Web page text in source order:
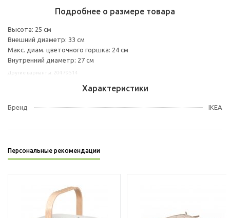
Подробнее о размере товара
Высота: 25 см
Внешний диаметр: 33 см
Макс. диам. цветочного горшка: 24 см
Внутренний диаметр: 27 см
Характеристики
Бренд IKEA
Персональные рекомендации